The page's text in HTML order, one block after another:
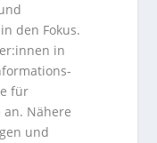
den Fokus.
in
für
Nähere
und